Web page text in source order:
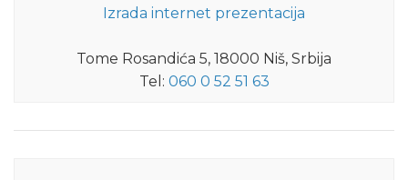
Izrada internet prezentacija
Tome Rosandića 5, 18000 Niš, Srbija
Tel: 060 0 52 51 63